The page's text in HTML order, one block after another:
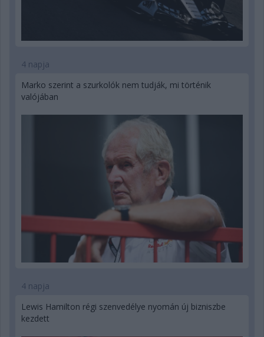
4 napja
Marko szerint a szurkolók nem tudják, mi történik
valójában
4 napja
Lewis Hamilton régi szenvedélye nyomán új bizniszbe
kezdett